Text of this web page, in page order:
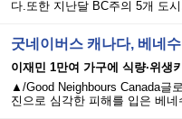
다.또한 지난달 BC주의 5개 도
굿네이버스 캐나다, 베네
이재민 1만여 가구에 식량·위생
▲/Good Neighbours Canada글
진으로 심각한 피해를 입은 베